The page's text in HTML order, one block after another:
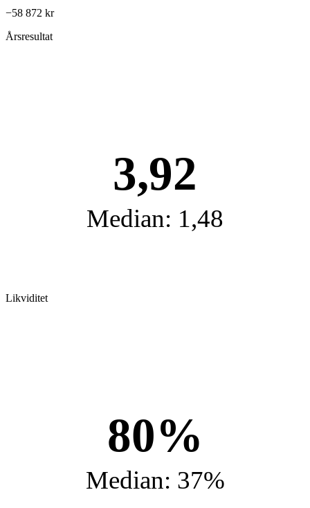
−58 872 kr
Årsresultat
3,92
Median: 1,48
Likviditet
80%
Median: 37%